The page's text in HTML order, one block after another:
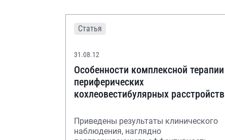
Статья
31.08.12
Особенности комплексной терапии
периферических
кохлеовестибулярных расстройств
Приведены результаты клинического
наблюдения, наглядно